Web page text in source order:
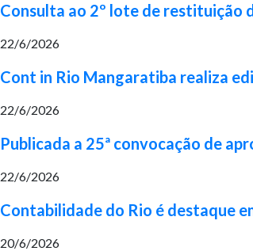
Consulta ao 2º lote de restituição
22/6/2026
Cont in Rio Mangaratiba realiza
22/6/2026
Publicada a 25ª convocação de
22/6/2026
Contabilidade do Rio é destaque
20/6/2026